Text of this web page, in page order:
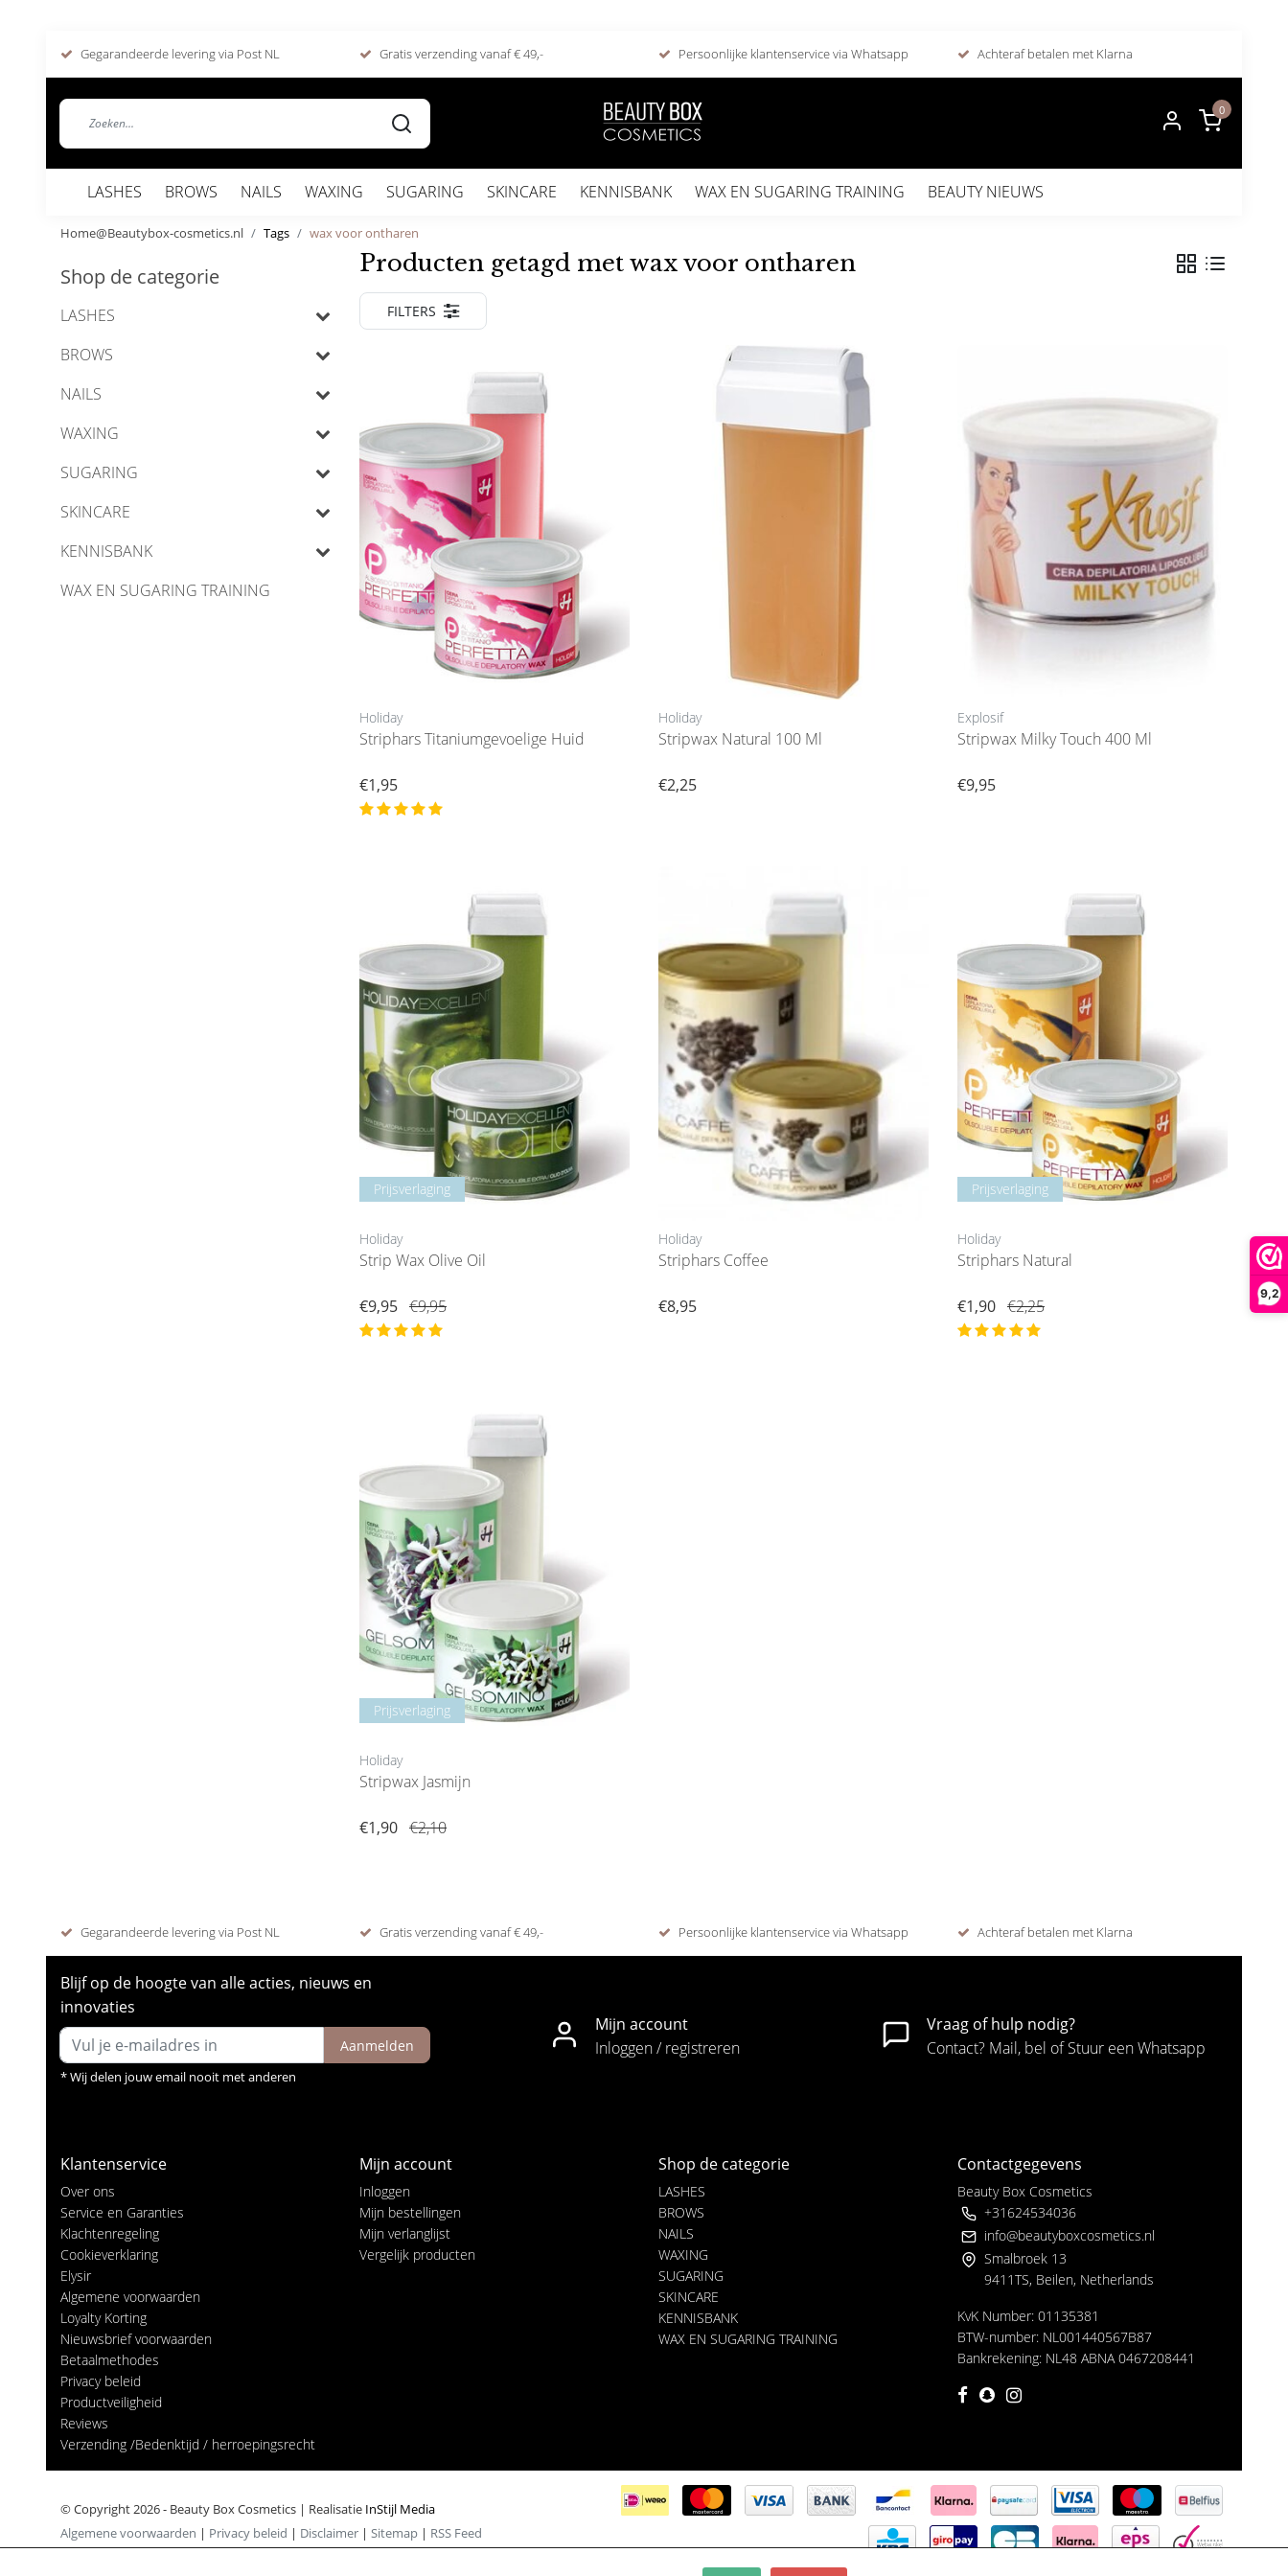
9,2
Gegarandeerde levering via Post NL Gratis verzending vanaf € 49,- Persoonlijke klantenservice via Whatsapp Achteraf betalen met Klarna
0
LASHES BROWS NAILS WAXING SUGARING SKINCARE KENNISBANK WAX EN SUGARING TRAINING BEAUTY NIEUWS
Home@Beautybox-cosmetics.nl Tags wax voor ontharen
Shop de categorie
LASHES
BROWS
NAILS
WAXING
SUGARING
SKINCARE
KENNISBANK
WAX EN SUGARING TRAINING
Producten getagd met wax voor ontharen
FILTERS
Holiday
Striphars Titaniumgevoelige Huid
€1,95
Holiday
Stripwax Natural 100 Ml
€2,25
Explosif
Stripwax Milky Touch 400 Ml
€9,95
Prijsverlaging
Holiday
Strip Wax Olive Oil
€9,95 €9,95
Holiday
Striphars Coffee
€8,95
Prijsverlaging
Holiday
Striphars Natural
€1,90 €2,25
Prijsverlaging
Holiday
Stripwax Jasmijn
€1,90 €2,10
Gegarandeerde levering via Post NL Gratis verzending vanaf € 49,- Persoonlijke klantenservice via Whatsapp Achteraf betalen met Klarna
Blijf op de hoogte van alle acties, nieuws en
innovaties
Aanmelden
* Wij delen jouw email nooit met anderen
Mijn account
Inloggen / registreren
Vraag of hulp nodig?
Contact? Mail, bel of Stuur een Whatsapp
Klantenservice
Over ons
Service en Garanties
Klachtenregeling
Cookieverklaring
Elysir
Algemene voorwaarden
Loyalty Korting
Nieuwsbrief voorwaarden
Betaalmethodes
Privacy beleid
Productveiligheid
Reviews
Verzending /Bedenktijd / herroepingsrecht
Mijn account
Inloggen
Mijn bestellingen
Mijn verlanglijst
Vergelijk producten
Shop de categorie
LASHES
BROWS
NAILS
WAXING
SUGARING
SKINCARE
KENNISBANK
WAX EN SUGARING TRAINING
Contactgegevens
Beauty Box Cosmetics
+31624534036
info@beautyboxcosmetics.nl
Smalbroek 13
9411TS, Beilen, Netherlands
KvK Number: 01135381
BTW-number: NL001440567B87
Bankrekening: NL48 ABNA 0467208441
© Copyright 2026 - Beauty Box Cosmetics | Realisatie InStijl Media
Algemene voorwaarden | Privacy beleid | Disclaimer | Sitemap | RSS Feed